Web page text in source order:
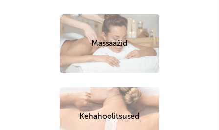
Massaažid
Kehahoolitsused